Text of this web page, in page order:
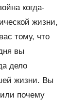
когда-
жизни,
тому, что
вы
дело
жизни. Вы
почему